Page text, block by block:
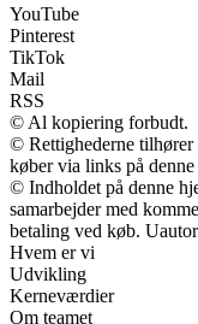
YouTube
Pinterest
TikTok
Mail
RSS
© Al kopiering forbudt.
© Rettighederne tilhører
køber via links på denne
© Indholdet på denne
samarbejder med
betaling ved køb.
Hvem er vi
Udvikling
Kerneværdier
Om teamet